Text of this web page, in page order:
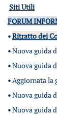
Siti Utili
FORUM
•Ritratto dei
•Nuova guida
•Nuova guida
•Aggiornata la
•Nuova guida
•Nuova guida